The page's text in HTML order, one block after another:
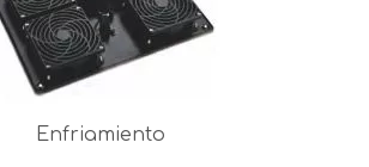
Enfriamiento